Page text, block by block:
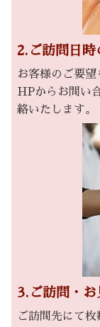
2.ご訪問日時
お客様のご要望
HPからお問い
絡いたします。
3.ご訪問・お
ご訪問先にて